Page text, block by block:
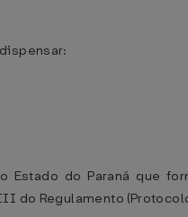
do Paraná que
do Regulamento